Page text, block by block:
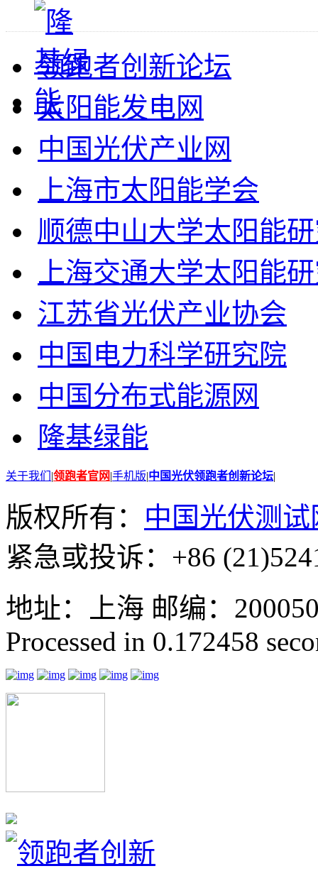
领跑者创新论坛
太阳能发电网
中国光伏产业网
上海市太阳能学会
顺德中山大学太阳能
上海交通大学太阳能
江苏省光伏产业协会
中国电力科学研究院
中国分布式能源网
隆基绿能
关于我们 |领跑者官网|手机版|中国光伏领跑者创新论坛|
版权所有： 中国光伏测试
紧急或投诉：+86
地址：上海 邮编：
Processed in 0.172458